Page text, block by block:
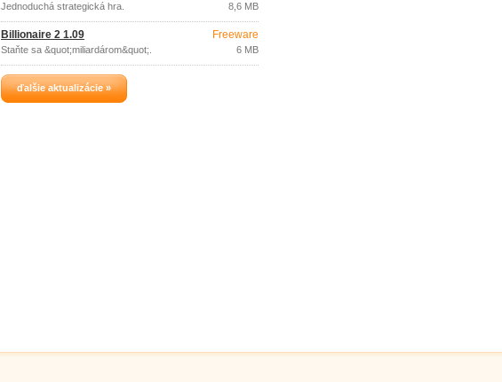
Jednoduchá strategická hra. 8,6 MB
Billionaire 2 1.09
Staňte sa &quot;miliardárom&quot;.
Freeware
6 MB
ďalšie aktualizácie »